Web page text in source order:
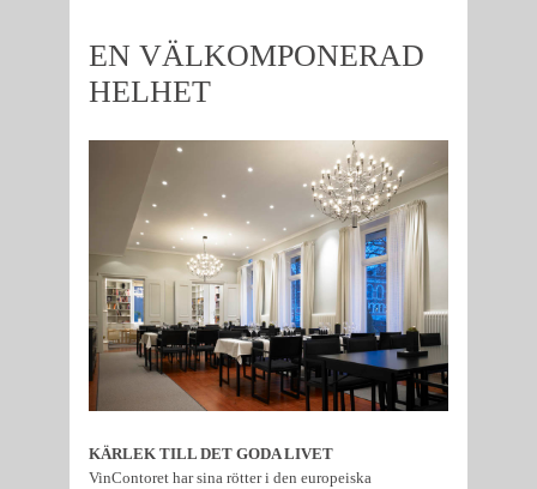
EN VÄLKOMPONERAD
HELHET
KÄRLEK TILL DET GODA LIVET
VinContoret har sina rötter i den europeiska